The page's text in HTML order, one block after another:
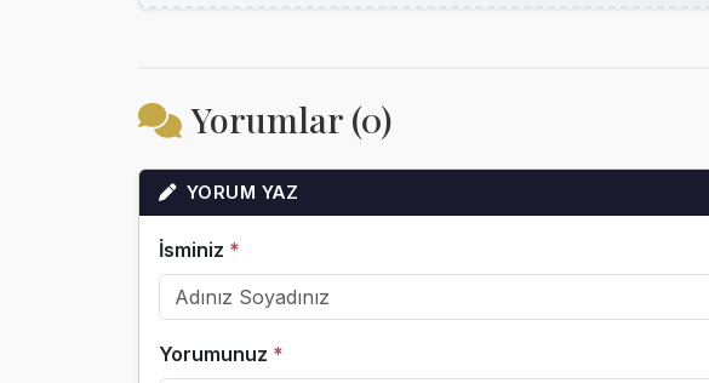
Yorumlar (0)
YORUM YAZ
İsminiz *
Yorumunuz *